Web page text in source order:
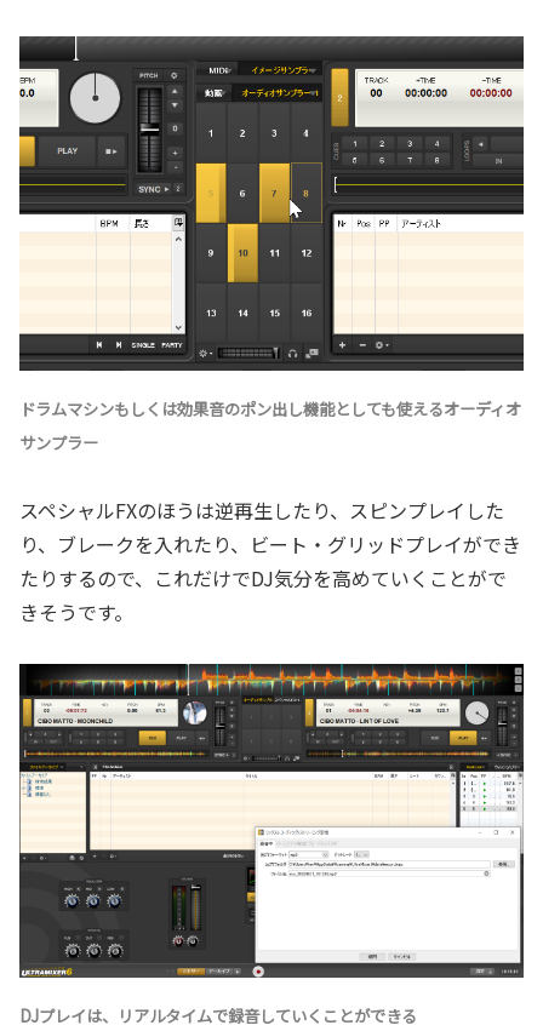
ドラムマシンもしくは効果音のポン出し機能としても使えるオーディオ
サンプラー
スペシャルFXのほうは逆再生したり、スピンプレイした
り、ブレークを入れたり、ビート・グリッドプレイができ
たりするので、これだけでDJ気分を高めていくことがで
きそうです。
DJプレイは、リアルタイムで録音していくことができる